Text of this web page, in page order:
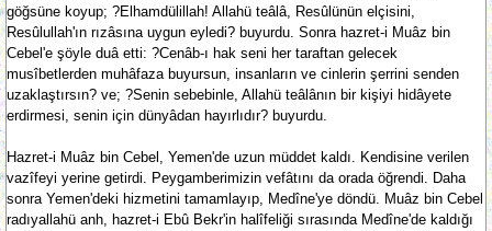
göğsüne koyup; ?Elhamdülillah! Allahü teâlâ, Resûlünün elçisini,
Resûlullah'ın rızâsına uygun eyledi? buyurdu. Sonra hazret-i Muâz bin
Cebel'e şöyle duâ etti: ?Cenâb-ı hak seni her taraftan gelecek
musîbetlerden muhâfaza buyursun, insanların ve cinlerin şerrini senden
uzaklaştırsın? ve; ?Senin sebebinle, Allahü teâlânın bir kişiyi hidâyete
erdirmesi, senin için dünyâdan hayırlıdır? buyurdu.
Hazret-i Muâz bin Cebel, Yemen'de uzun müddet kaldı. Kendisine verilen
vazîfeyi yerine getirdi. Peygamberimizin vefâtını da orada öğrendi. Daha
sonra Yemen'deki hizmetini tamamlayıp, Medîne'ye döndü. Muâz bin Cebel
radıyallahü anh, hazret-i Ebû Bekr'in halîfeliği sırasında Medîne'de kaldığı